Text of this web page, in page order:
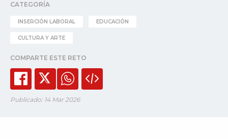
CATEGORÍA
INSERCIÓN LABORAL EDUCACIÓN
CULTURA Y ARTE
COMPARTE ESTE RETO
Publicado: 14 Mar 2026